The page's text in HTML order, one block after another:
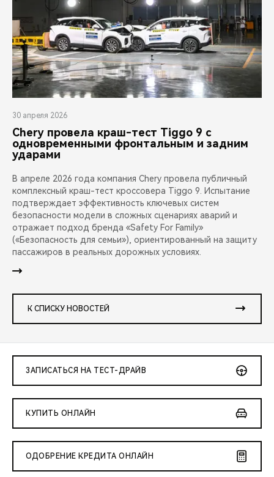
30 апреля 2026
Chery провела краш-тест Tiggo 9 с
одновременными фронтальным и задним
ударами
В апреле 2026 года компания Chery провела публичный
комплексный краш-тест кроссовера Tiggo 9. Испытание
подтверждает эффективность ключевых систем
безопасности модели в сложных сценариях аварий и
отражает подход бренда «Safety For Family»
(«Безопасность для семьи»), ориентированный на защиту
пассажиров в реальных дорожных условиях.
К СПИСКУ НОВОСТЕЙ
ЗАПИСАТЬСЯ НА ТЕСТ-ДРАЙВ
КУПИТЬ ОНЛАЙН
ОДОБРЕНИЕ КРЕДИТА ОНЛАЙН